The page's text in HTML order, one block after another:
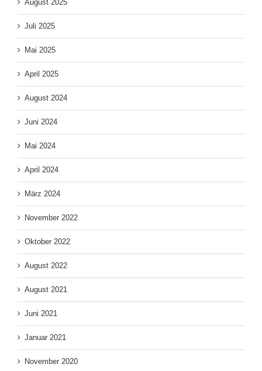
August 2025
Juli 2025
Mai 2025
April 2025
August 2024
Juni 2024
Mai 2024
April 2024
März 2024
November 2022
Oktober 2022
August 2022
August 2021
Juni 2021
Januar 2021
November 2020